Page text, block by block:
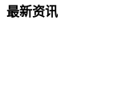
最新资讯